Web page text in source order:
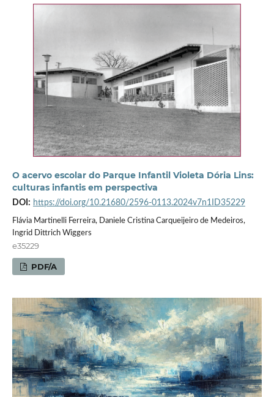
O acervo escolar do Parque Infantil Violeta Dória Lins:
culturas infantis em perspectiva
DOI: https://doi.org/10.21680/2596-0113.2024v7n1ID35229
Flávia Martinelli Ferreira, Daniele Cristina Carqueijeiro de Medeiros,
Ingrid Dittrich Wiggers
e35229
PDF/A